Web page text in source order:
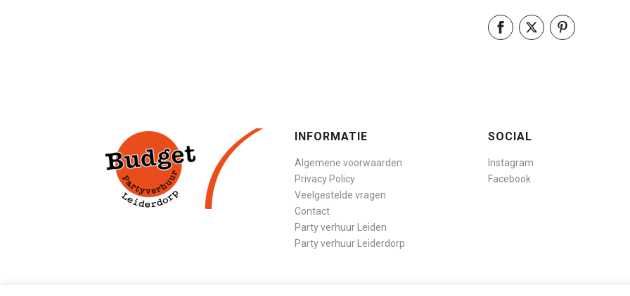
INFORMATIE
Algemene voorwaarden
Privacy Policy
Veelgestelde vragen
Contact
Party verhuur Leiden
Party verhuur Leiderdorp
SOCIAL
Instagram
Facebook